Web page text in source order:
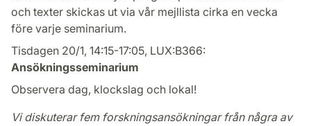
och texter skickas ut via vår mejllista cirka en vecka
före varje seminarium.
Tisdagen 20/1, 14:15-17:05, LUX:B366:
Ansökningsseminarium
Observera dag, klockslag och lokal!
Vi diskuterar fem forskningsansökningar från några av